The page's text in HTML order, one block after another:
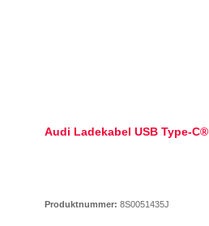
Audi Ladekabel USB Type-C®
Produktnummer: 8S0051435J